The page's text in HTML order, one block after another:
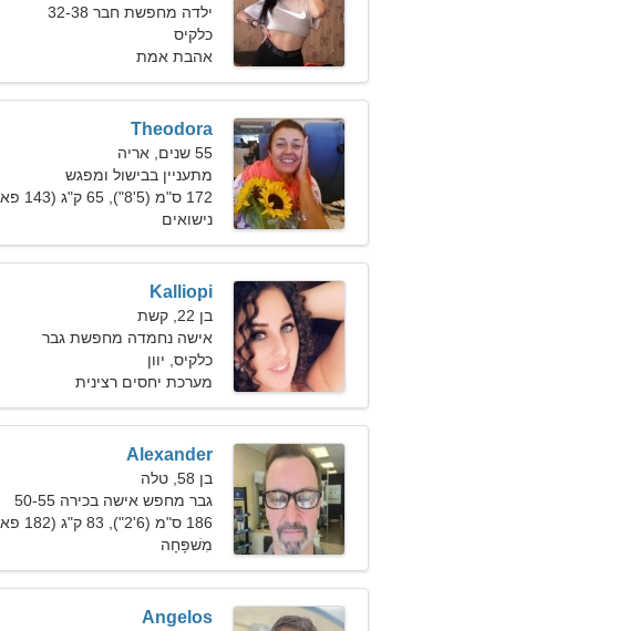
ילדה מחפשת חבר 32-38
כלקיס
אהבת אמת
Theodora
55 שנים, אריה
מתעניין בבישול ומפגש
172 ס"מ (5'8"), 65 ק"ג (143 פאונד)
נישואים
Kalliopi
בן 22, קשת
אישה נחמדה מחפשת גבר
כלקיס, יוון
מערכת יחסים רצינית
Alexander
בן 58, טלה
גבר מחפש אישה בכירה 50-55
186 ס"מ (6'2"), 83 ק"ג (182 פאונד)
מִשׁפָּחָה
Angelos